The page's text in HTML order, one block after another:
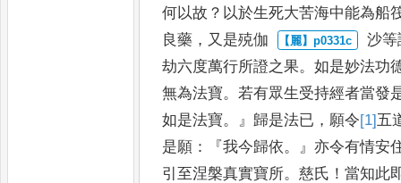
何以故 ？ 以於生死大苦海中能為船
良藥 ， 又是殑伽
沙
劫六度萬行所證之果。如是妙法功
無為法寶。 若有眾生受持經者當發
如是法寶。』 歸是法已 ， 願令[1]五
是願 ：『我今歸依。』亦令有情安
引至涅槃真實寶所。慈氏 ！當知此